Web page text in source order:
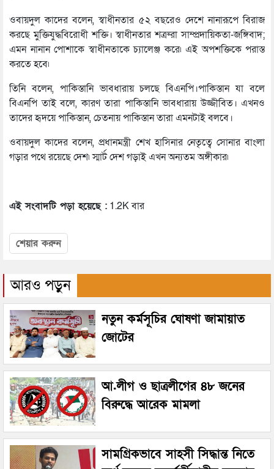
ওবায়দুল কাদের বলেন, স্বাধীনতার ৫২ বছরেও দেশে নানারূপে বিরাজ
করছে মুক্তিযুদ্ধবিরোধী শক্তি। স্বাধীনতার শত্রুরা সাম্প্রদায়িকতা-জঙ্গিবাদ;
এমন নানান পোশাকে স্বাধীনতাকে চ্যালেঞ্জ করে৷ এই অপশক্তিকে পরাস্ত
করতে হবে৷
তিনি বলেন, পাকিস্তানি ভাবধারায় চলছে বিএনপি।পাকিস্তান যা বলে
বিএনপি তাই বলে, কারণ তারা পাকিস্তানি ভাবধারায় উজ্জীবিত। এখনও
তাদের হৃদয়ে পাকিস্তান, চেতনায় পাকিস্তান তারা এমনটাই বলবে।
ওবায়দুল কাদের বলেন, প্রধানমন্ত্রী শেখ হাসিনার নেতৃত্বে সোনার বাংলা
গড়ার পথে রয়েছে দেশ৷ স্মার্ট দেশ গড়াই এখন অন্যতম অঙ্গীকার৷
এই সংবাদটি পড়া হয়েছে : 1.2K বার
শেয়ার করুন
আরও পড়ুন
নতুন কর্মসূচির ঘোষণা জামায়াত
জোটের
আ.লীগ ও ছাত্রলীগের ৪৮ জনের
বিরুদ্ধে আরেক মামলা
সামগ্রিকভাবে সাহসী সিদ্ধান্ত নিতে